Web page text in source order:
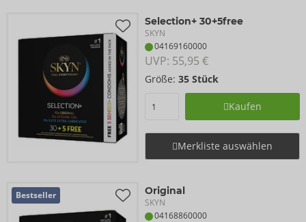
Selection+ 30+5free
SKYN
04169160000
UVP: 55,95 €
Größe: 35 Stück
Kaufen
Merkliste auswählen
Bestseller Original
SKYN
04168860000